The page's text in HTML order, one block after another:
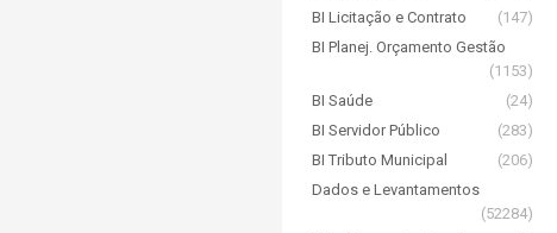
BI Licitação e Contrato
(147)
BI Planej. Orçamento Gestão
(1153)
BI Saúde
(24)
BI Servidor Público
(283)
BI Tributo Municipal
(206)
Dados e Levantamentos
(52284)